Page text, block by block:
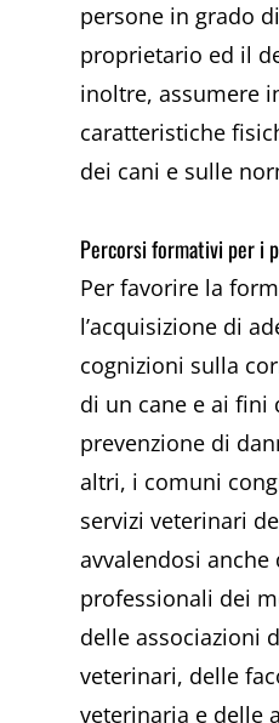
persone in grado
proprietario ed il
inoltre, assumere
caratteristiche
dei cani e sulle
Percorsi formativi per i
Per favorire la
l’acquisizione di
cognizioni sulla
di un cane e ai fini
prevenzione di
altri, i comuni
servizi veterinari
avvalendosi anche
professionali dei
delle associazioni
veterinari, delle
veterinaria e delle